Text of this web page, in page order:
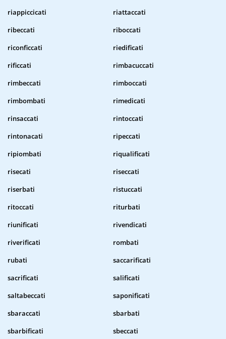
riappiccicati
riattaccati
ribeccati
riboccati
riconficcati
riedificati
rificcati
rimbacuccati
rimbeccati
rimboccati
rimbombati
rimedicati
rinsaccati
rintoccati
rintonacati
ripeccati
ripiombati
riqualificati
risecati
riseccati
riserbati
ristuccati
ritoccati
riturbati
riunificati
rivendicati
riverificati
rombati
rubati
saccarificati
sacrificati
salificati
saltabeccati
saponificati
sbaraccati
sbarbati
sbarbificati
sbeccati